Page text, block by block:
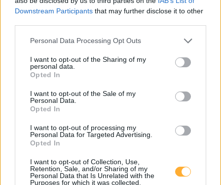
Downstream Participants that may further disclose it to other
Personal Data Processing Opt Outs
I want to opt-out of the Sharing of my
personal data.
Opted In
I want to opt-out of the Sale of my
Personal Data.
Opted In
I want to opt-out of processing my
Personal Data for Targeted Advertising.
Opted In
I want to opt-out of Collection, Use,
Retention, Sale, and/or Sharing of my
Personal Data that Is Unrelated with the
Purposes for which it was collected.
8,3
Waldegg/Piesting, Gemeindeamt
Waldegg 42
0,65
Waldegg/Piesting, Berufsschule
Waldegg 45
0,46
Wopfing am Gebäude
Friedrich Schmid-Straße 165
0,46
Wopfing am Tor
Friedrich Schmid-Straße 165
0,65
Bad Fischau, Friedhof
Hauptstraße 43